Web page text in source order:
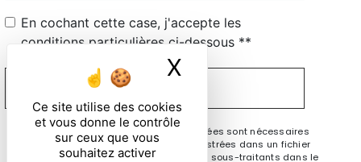
Ce site utilise des cookies
et vous donne le contrôle
sur ceux que vous
souhaitez activer
X Masquer le
En cochant cette case, j'accepte les
conditions particulières ci-dessous **
ENVOYER
** Les données personnelles communiquées sont nécessaires
aux fins de vous contacter et sont enregistrées dans un fichier
informatisé. Elles sont destinées à et ses sous-traitants dans le